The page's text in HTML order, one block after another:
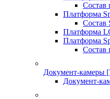
Состав
Платформа
Состав
Платформа
Платформа
Состав
Документ-камеры
Документ-